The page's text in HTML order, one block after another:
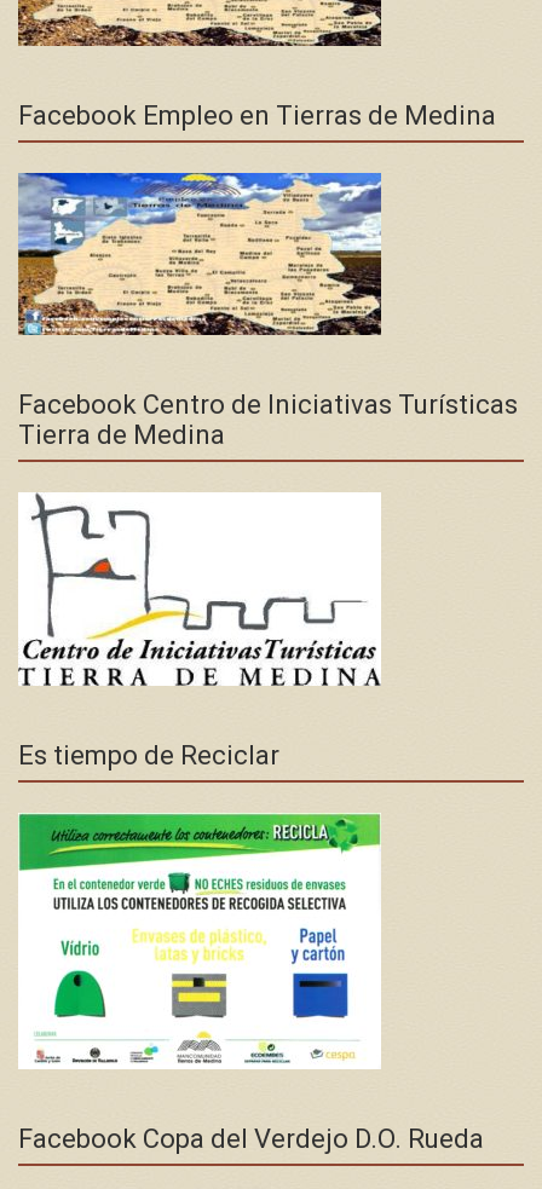
Facebook Empleo en Tierras de Medina
Facebook Centro de Iniciativas Turísticas
Tierra de Medina
Es tiempo de Reciclar
Facebook Copa del Verdejo D.O. Rueda